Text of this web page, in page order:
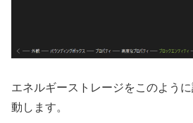
エネルギーストレージをこのよう
動します。